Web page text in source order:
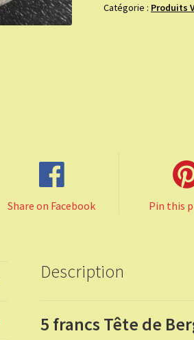
Catégorie : Produits
Share on Facebook Pin this
Description
5 francs Tête de